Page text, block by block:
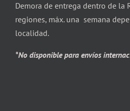
Demora de entrega dentro de la
regiones, máx. una semana
localidad.
*No disponible para envíos